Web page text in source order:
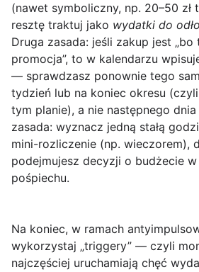
(nawet symboliczny, np. 20–50 zł
resztę traktuj jako wydatki do
Druga zasada: jeśli zakup jest „bo
promocja”, to w kalendarzu
— sprawdzasz ponownie tego
tydzień lub na koniec okresu
tym planie), a nie następnego dnia
zasada: wyznacz jedną stałą
mini-rozliczenie (np. wieczorem),
podejmujesz decyzji o budżecie
pośpiechu.
Na koniec, w ramach
wykorzystaj „triggery” — czyli
najczęściej uruchamiają chęć